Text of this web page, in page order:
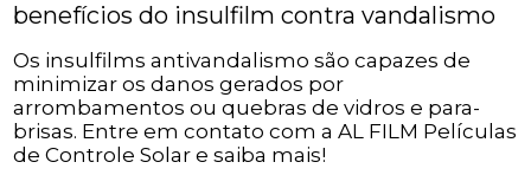
benefícios do insulfilm contra vandalismo
Os insulfilms antivandalismo são capazes de
minimizar os danos gerados por
arrombamentos ou quebras de vidros e para-
brisas. Entre em contato com a AL FILM Películas
de Controle Solar e saiba mais!